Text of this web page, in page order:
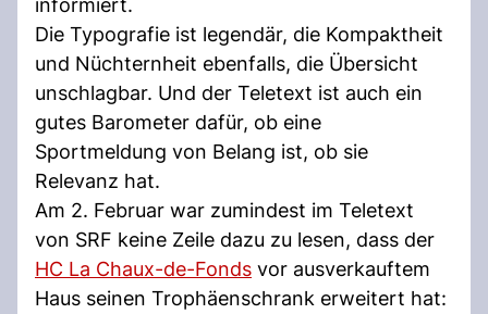
informiert.
Die Typografie ist legendär, die Kompaktheit
und Nüchternheit ebenfalls, die Übersicht
unschlagbar. Und der Teletext ist auch ein
gutes Barometer dafür, ob eine
Sportmeldung von Belang ist, ob sie
Relevanz hat.
Am 2. Februar war zumindest im Teletext
von SRF keine Zeile dazu zu lesen, dass der
HC La Chaux-de-Fonds vor ausverkauftem
Haus seinen Trophäenschrank erweitert hat: